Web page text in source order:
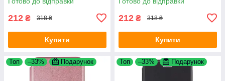
212 ₴ 318 ₴
Купити
Black 4you
212 ₴ 318 ₴
Купити
Топ –33% Подарунок Топ –33% Подарунок